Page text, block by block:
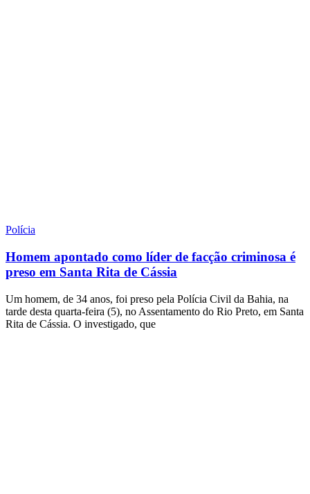
Polícia
Homem apontado como líder de facção criminosa é
preso em Santa Rita de Cássia
Um homem, de 34 anos, foi preso pela Polícia Civil da Bahia, na
tarde desta quarta-feira (5), no Assentamento do Rio Preto, em Santa
Rita de Cássia. O investigado, que